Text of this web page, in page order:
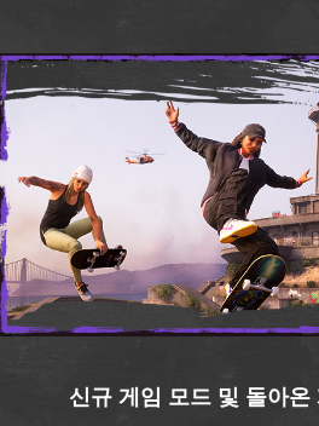
신규 게임 모드 및 돌아온